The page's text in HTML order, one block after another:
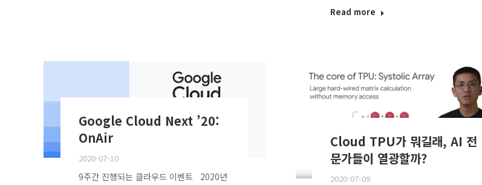
Read more
Google Cloud Next ’20:
OnAir
2020-07-10
9주간 진행되는 클라우드 이벤트 2020년
Cloud TPU가 뭐길래, AI 전
문가들이 열광할까?
2020-07-09